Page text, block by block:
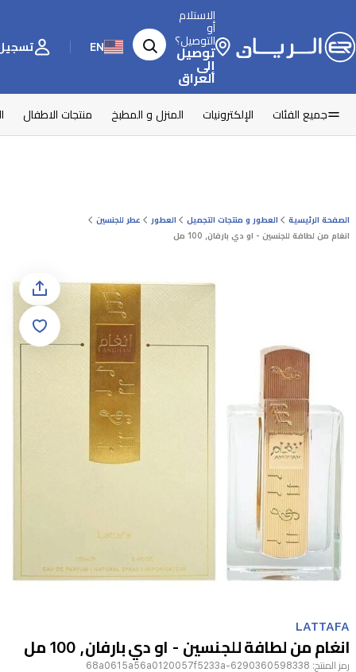
الاستلام
أو
التوصيل؟
توصيل
إلى
العراق
EN تسجيل
جميع الفئات الإلكترونيات المنزل و المطبخ منتجات الاطفال
الصفحة الرئيسية العطور و منتجات التجميل العطور
عطر للجنسين
انغام من لطافة للجنسين - او دي بارفان, 100 مل
1
of
1
LATTAFA
انغام من لطافة للجنسين - او دي بارفان, 100 مل
رمز المنتج: 6290360598338-68a0615a56a0120057f5233a